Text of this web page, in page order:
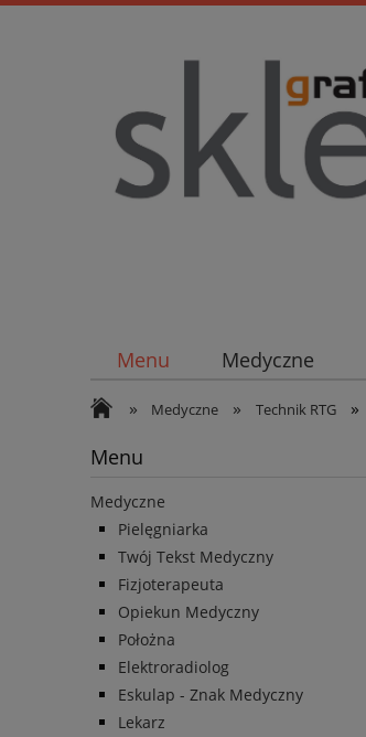
Menu Medyczne
» Medyczne » Technik RTG »
Menu
Medyczne
Pielęgniarka
Twój Tekst Medyczny
Fizjoterapeuta
Opiekun Medyczny
Położna
Elektroradiolog
Eskulap - Znak Medyczny
Lekarz